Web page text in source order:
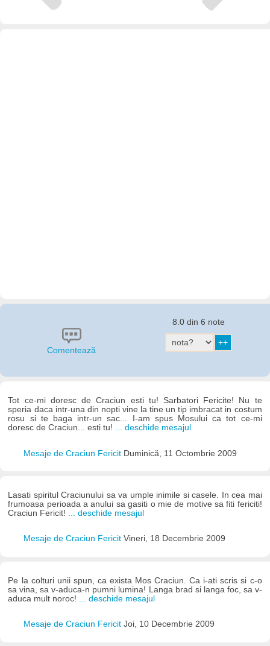
Comentează
8.0 din 6 note
Tot ce-mi doresc de Craciun esti tu! Sarbatori Fericite! Nu te
speria daca intr-una din nopti vine la tine un tip imbracat in costum
rosu si te baga intr-un sac... I-am spus Mosului ca tot ce-mi
doresc de Craciun... esti tu! ... deschide mesajul
Mesaje de Craciun Fericit Duminică, 11 Octombrie 2009
Lasati spiritul Craciunului sa va umple inimile si casele. In cea mai
frumoasa perioada a anului sa gasiti o mie de motive sa fiti fericiti!
Craciun Fericit! ... deschide mesajul
Mesaje de Craciun Fericit Vineri, 18 Decembrie 2009
Pe la colturi unii spun, ca exista Mos Craciun. Ca i-ati scris si c-o
sa vina, sa v-aduca-n pumni lumina! Langa brad si langa foc, sa v-
aduca mult noroc!
... deschide mesajul
Mesaje de Craciun Fericit Joi, 10 Decembrie 2009